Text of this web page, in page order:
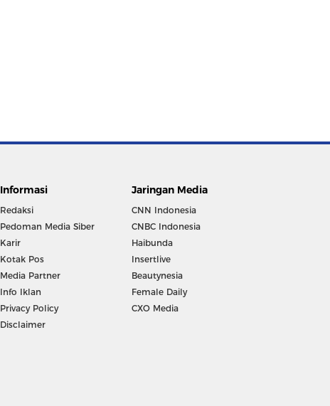
Informasi
Redaksi
Pedoman Media Siber
Karir
Kotak Pos
Media Partner
Info Iklan
Privacy Policy
Disclaimer
Jaringan Media
CNN Indonesia
CNBC Indonesia
Haibunda
Insertlive
Beautynesia
Female Daily
CXO Media